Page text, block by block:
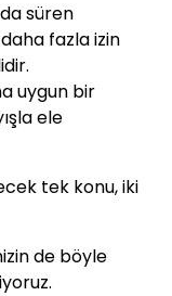
süren
fazla izin
uygun bir
ele
tek konu, iki
de böyle